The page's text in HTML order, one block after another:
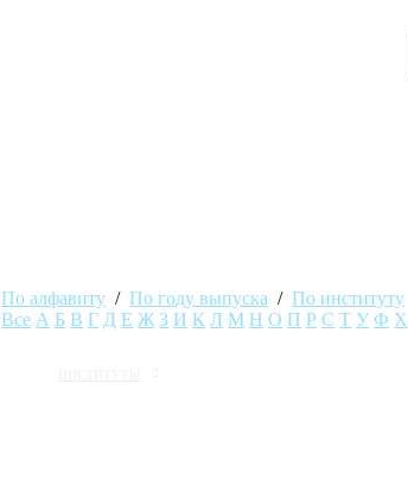
По алфавиту /По году выпуска /По институту
Все А Б В Г Д Е Ж З И К Л М Н О П Р С Т У Ф Х